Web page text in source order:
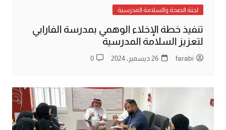
لجنة الصحة والسلامة المدرسية
تنفيذ خطة الإخلاء الوهمي بمدرسة الفارابي
لتعزيز السلامة المدرسية
farabi 26 ديسمبر، 2024 0